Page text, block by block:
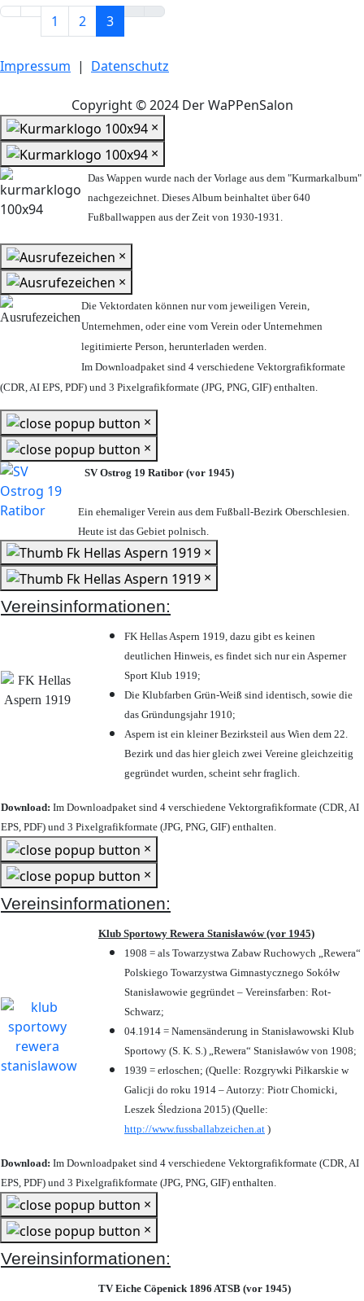
1 2 3
Impressum | Datenschutz
Copyright © 2024 Der WaPPenSalon
×
×
Das Wappen wurde nach der Vorlage aus dem "Kurmarkalbum"
nachgezeichnet. Dieses Album beinhaltet über 640
Fußballwappen aus der Zeit von 1930-1931.
×
×
Die Vektordaten können nur vom jeweiligen Verein,
Unternehmen, oder eine vom Verein oder Unternehmen
legitimierte Person, herunterladen werden.
Im Downloadpaket sind 4 verschiedene Vektorgrafikformate
(CDR, AI EPS, PDF) und 3 Pixelgrafikformate (JPG, PNG, GIF) enthalten.
×
×
SV Ostrog 19 Ratibor (vor 1945)
Ein ehemaliger Verein aus dem Fußball-Bezirk Oberschlesien.
Heute ist das Gebiet polnisch.
×
×
Vereinsinformationen:
FK Hellas Aspern 1919, dazu gibt es keinen
deutlichen Hinweis, es findet sich nur ein Asperner
Sport Klub 1919;
Die Klubfarben Grün-Weiß sind identisch, sowie die
das Gründungsjahr 1910;
Aspern ist ein kleiner Bezirksteil aus Wien dem 22.
Bezirk und das hier gleich zwei Vereine gleichzeitig
gegründet wurden, scheint sehr fraglich.
Download: Im Downloadpaket sind 4 verschiedene Vektorgrafikformate (CDR, AI
EPS, PDF) und 3 Pixelgrafikformate (JPG, PNG, GIF) enthalten.
×
×
Vereinsinformationen:
Klub Sportowy Rewera Stanisławów (vor 1945)
1908 = als Towarzystwa Zabaw Ruchowych „Rewera“
Polskiego Towarzystwa Gimnastycznego Sokółw
Stanisławowie gegründet – Vereinsfarben: Rot-
Schwarz;
04.1914 = Namensänderung in Stanisławowski Klub
Sportowy (S. K. S.) „Rewera“ Stanisławów von 1908;
1939 = erloschen; (Quelle: Rozgrywki Piłkarskie w
Galicji do roku 1914 – Autorzy: Piotr Chomicki,
Leszek Śledziona 2015) (Quelle:
http://www.fussballabzeichen.at )
Download: Im Downloadpaket sind 4 verschiedene Vektorgrafikformate (CDR, AI
EPS, PDF) und 3 Pixelgrafikformate (JPG, PNG, GIF) enthalten.
×
×
Vereinsinformationen:
TV Eiche Cöpenick 1896 ATSB (vor 1945)